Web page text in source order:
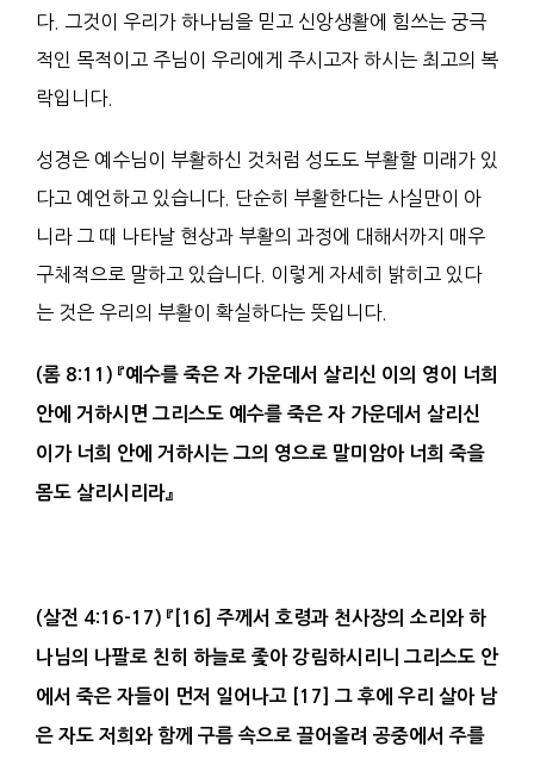
다. 그것이 우리가 하나님을 믿고 신앙생활에 힘쓰는 궁극
적인 목적이고 주님이 우리에게 주시고자 하시는 최고의 복
락입니다.
성경은 예수님이 부활하신 것처럼 성도도 부활할 미래가 있
다고 예언하고 있습니다. 단순히 부활한다는 사실만이 아
니라 그 때 나타날 현상과 부활의 과정에 대해서까지 매우
구체적으로 말하고 있습니다. 이렇게 자세히 밝히고 있다
는 것은 우리의 부활이 확실하다는 뜻입니다.
(롬 8:11) 『예수를 죽은 자 가운데서 살리신 이의 영 이 너희
안에 거하시면 그리스도 예수를 죽은 자 가운데서 살리신
이가 너희 안에 거하시는 그의 영으로 말미암아 너희 죽을
몸도 살리시리라』
(살전 4:16-17) 『 [16] 주께서 호령과 천사장의 소리와 하
나님의 나팔로 친히 하늘로 좇아 강림하시리니 그리스도 안
에서 죽은 자들이 먼저 일어나고 [17] 그 후에 우리 살아 남
은 자도 저희와 함께 구름 속으로 끌어올려 공중에서 주를